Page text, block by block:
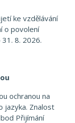
ke vzdělávání
o povolení
8. 2026.
ochranou na
jazyka. Znalost
Přijímání